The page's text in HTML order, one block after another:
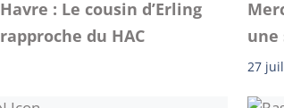
: Le cousin d’Erling
du HAC
une
27